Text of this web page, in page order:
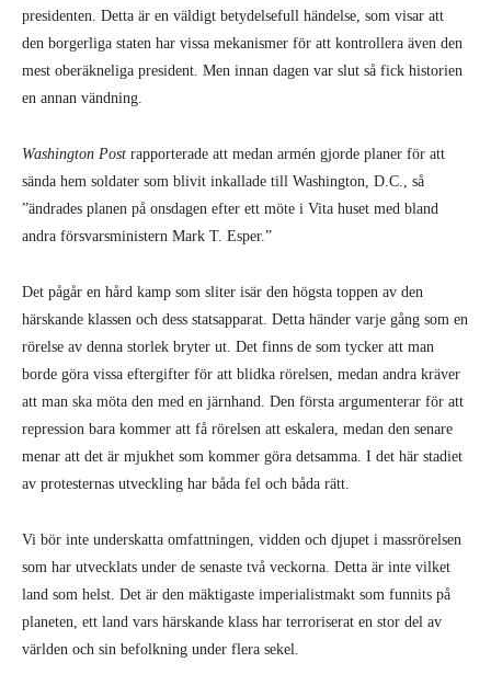
presidenten. Detta är en väldigt betydelsefull händelse, som visar att
den borgerliga staten har vissa mekanismer för att kontrollera även den
mest oberäkneliga president. Men innan dagen var slut så fick historien
en annan vändning.
Washington Post rapporterade att medan armén gjorde planer för att
sända hem soldater som blivit inkallade till Washington, D.C., så
”ändrades planen på onsdagen efter ett möte i Vita huset med bland
andra försvarsministern Mark T. Esper.”
Det pågår en hård kamp som sliter isär den högsta toppen av den
härskande klassen och dess statsapparat. Detta händer varje gång som en
rörelse av denna storlek bryter ut. Det finns de som tycker att man
borde göra vissa eftergifter för att blidka rörelsen, medan andra kräver
att man ska möta den med en järnhand. Den första argumenterar för att
repression bara kommer att få rörelsen att eskalera, medan den senare
menar att det är mjukhet som kommer göra detsamma. I det här stadiet
av protesternas utveckling har båda fel och båda rätt.
Vi bör inte underskatta omfattningen, vidden och djupet i massrörelsen
som har utvecklats under de senaste två veckorna. Detta är inte vilket
land som helst. Det är den mäktigaste imperialistmakt som funnits på
planeten, ett land vars härskande klass har terroriserat en stor del av
världen och sin befolkning under flera sekel.